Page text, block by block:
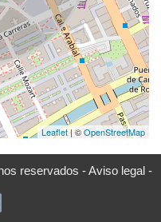
Leaflet| ©OpenStreetMap
reservados -Aviso legal -